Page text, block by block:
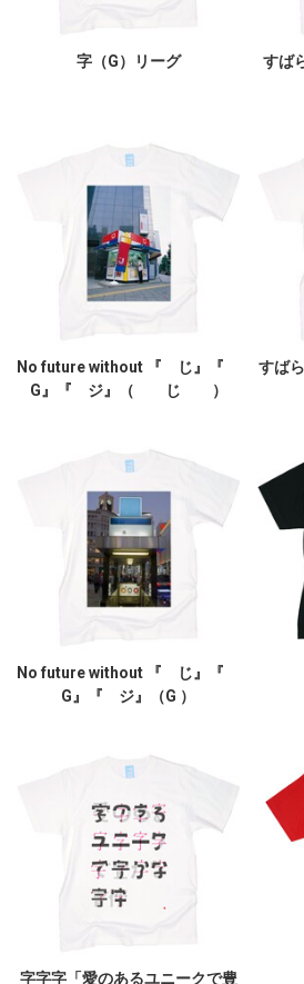
字（G）リーグ
すば
No future without 『 じ』『
G』『 ジ』（ じ ）
すば
No future without 『 じ』『
G』『 ジ』（G ）
字字字「愛のあるユニークで豊